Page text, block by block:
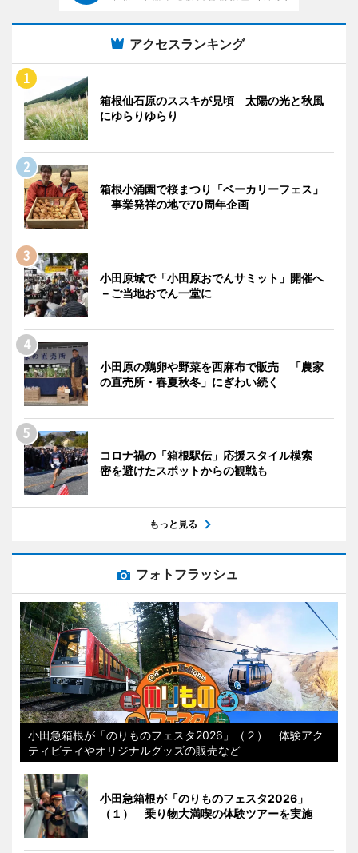
アクセスランキング
箱根仙石原のススキが見頃 太陽の光と秋風
にゆらりゆらり
箱根小涌園で桜まつり「ベーカリーフェス」
事業発祥の地で70周年企画
小田原城で「小田原おでんサミット」開催へ
－ご当地おでん一堂に
小田原の鶏卵や野菜を西麻布で販売 「農家
の直売所・春夏秋冬」にぎわい続く
コロナ禍の「箱根駅伝」応援スタイル模索
密を避けたスポットからの観戦も
もっと見る
フォトフラッシュ
小田急箱根が「のりものフェスタ2026」（２） 体験アク
ティビティやオリジナルグッズの販売など
小田急箱根が「のりものフェスタ2026」
（１） 乗り物大満喫の体験ツアーを実施